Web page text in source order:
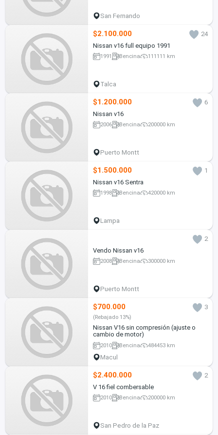
San Fernando
$2.100.000
24
Nissan v16 full equipo 1991
1991 Bencina 111111 km
Talca
$1.200.000
6
Nissan v16
2006 Bencina 200000 km
Puerto Montt
$1.500.000
1
Nissan v16 Sentra
1998 Bencina 420000 km
Lampa
2
Vendo Nissan v16
2008 Bencina 300000 km
Puerto Montt
$700.000 3
(Rebajado 13%)
Nissan V16 sin compresión (ajuste o
cambio de motor)
2010 Bencina 484453 km
Macul
$2.400.000
2
V 16 fiel combersable
2010 Bencina 200000 km
San Pedro de la Paz